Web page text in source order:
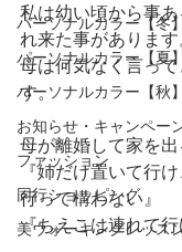
パーソナルカラー【冬
パーソナルカラー【夏
パーソナルカラー【秋】
お知らせ・キャンペー
ファッション
同行ショッピング
美ウォーキングレッス
私は幼い頃から事
れ来た事があります
母は何気なく言っ
す。
母が離婚して家を出
『姉だけ置いて行
行って構わない』
『ちえこは連れて行